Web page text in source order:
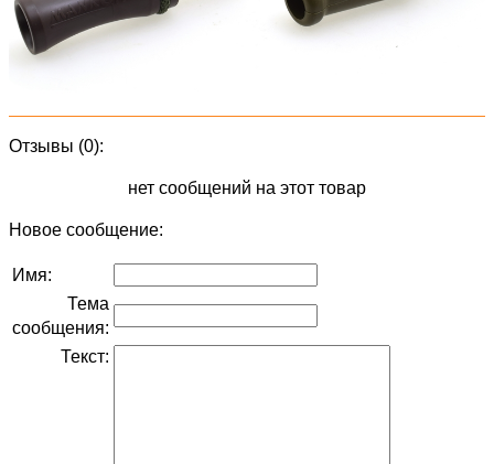
Отзывы (0):
нет сообщений на этот товар
Новое сообщение:
Имя:
Тема
сообщения:
Текст: